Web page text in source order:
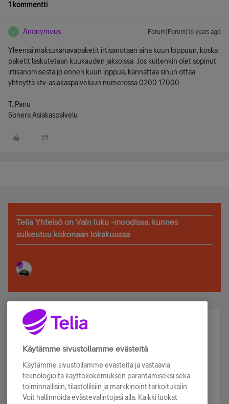
1 kommentti
A Anonymous Forum|Forum|16 years ago
Yleensä maksukanavapaketit irtisanotaan aina kuun loppuun, koska
paketit laskutetaan kuukauden jaksoissa. Jos kuitenkin olet sopinut
irtisanomisesta jo ennen kuun loppua, kannattaa sinun ottaa
yhteyttä ktv-asiakaspalveluun numerossa 0200 17000.
T. Panu
Sonera Asiakaspalvelu
Telia Yhteisö on Vain luku -moodissa, kunnes
sulkeutuu kokonaan lokakuussa
Älä jää paitsi – osallistu ja voita!
Tilaa Telian uutiskirje ja olet mukana arvonnassa.
sähköpostiisi.
Tilaa nyt
Käytämme sivustollamme evästeitä
Käytämme sivustollamme evästeitä ja vastaavia
teknologioita käyttökokemuksen parantamiseksi sekä
toiminnallisiin, tilastollisiin ja markkinointitarkoituksiin.
Voit hallinnoida evästevalintojasi alla. Kaikki luokat